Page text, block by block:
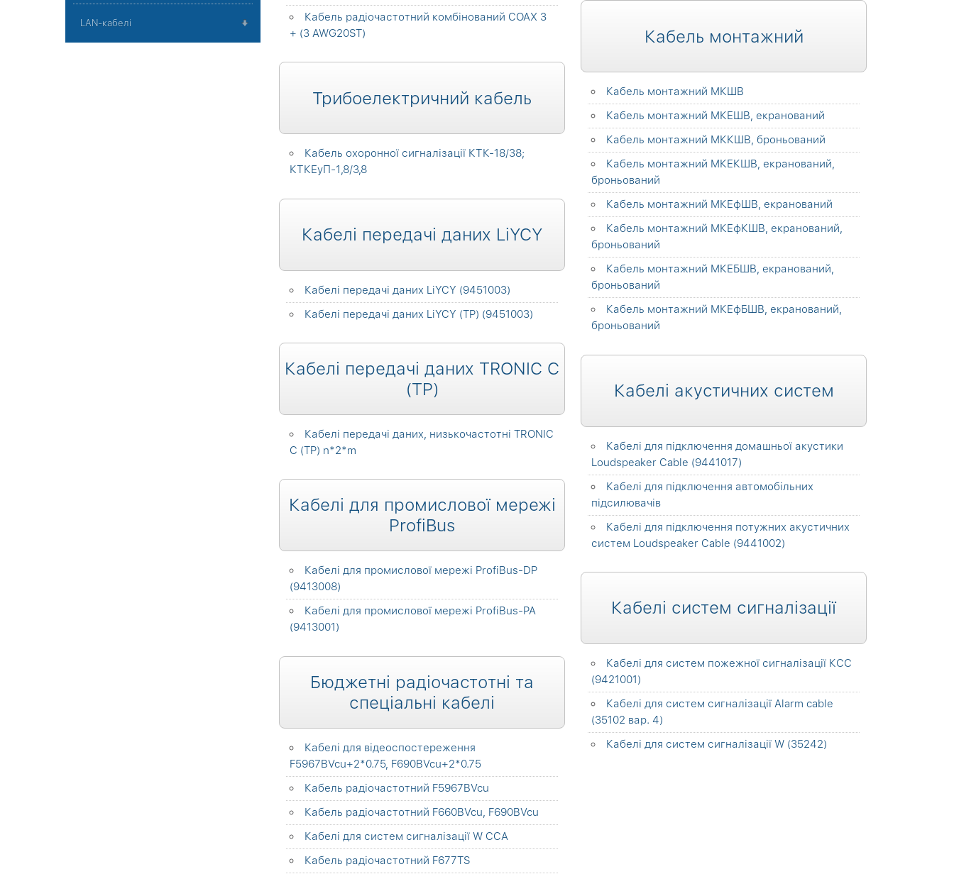
LAN-кабелі
Кабель радіочастотний комбінований COAX 3
+ (3 AWG20ST)
Кабель монтажний
Кабель монтажний МКШВ
Кабель монтажний МКЕШВ, екранований
Кабель монтажний МККШВ, броньований
Кабель монтажний МКЕКШВ, екранований,
броньований
Кабель монтажний МКЕфШВ, екранований
Кабель монтажний МКЕфКШВ, екранований,
броньований
Кабель монтажний МКЕБШВ, екранований,
броньований
Кабель монтажний МКЕфБШВ, екранований,
броньований
Трибоелектричний кабель
Кабель охоронної сигналізації КТК-18/38;
КТКЕуП-1,8/3,8
Кабелі передачі даних LiYCY
Кабелі передачі даних LiYCY (9451003)
Кабелі передачі даних LiYCY (TP) (9451003)
Кабелі передачі даних TRONIC C
(TP)
Кабелі передачі даних, низькочастотні TRONIC
C (TP) n*2*m
Кабелі акустичних систем
Кабелі для підключення домашньої акустики
Loudspeaker Cable (9441017)
Кабелі для підключення автомобільних
підсилювачів
Кабелі для підключення потужних акустичних
систем Loudspeaker Cable (9441002)
Кабелі для промислової мережі
ProfiBus
Кабелі для промислової мережі ProfiBus-DP
(9413008)
Кабелі для промислової мережі ProfiBus-PA
(9413001)
Кабелі систем сигналізації
Кабелі для систем пожежної сигналізації КСС
(9421001)
Кабелі для систем сигналізації Alarm cable
(35102 вар. 4)
Кабелі для систем сигналізації W (35242)
Бюджетні радіочастотні та
спеціальні кабелі
Кабелі для відеоспостереження
F5967BVcu+2*0.75, F690BVcu+2*0.75
Кабель радіочастотний F5967BVcu
Кабель радіочастотний F660BVcu, F690BVcu
Кабелі для систем сигналізації W CCA
Кабель радіочастотний F677TS